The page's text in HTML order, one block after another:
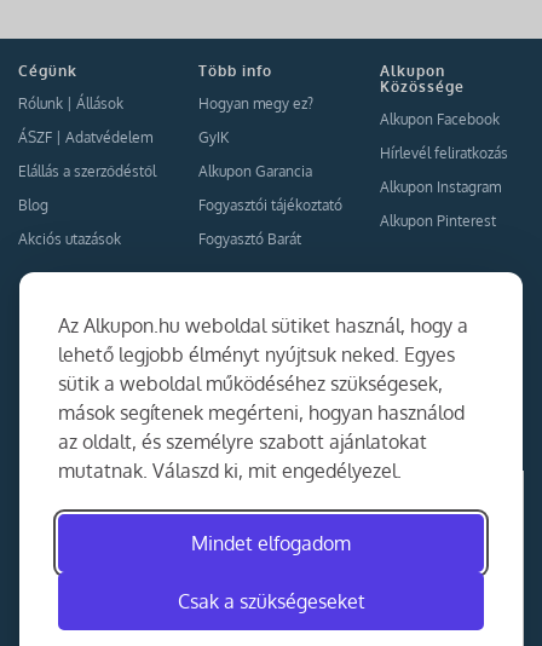
Az Alkupon.hu weboldal sütiket használ, hogy a
lehető legjobb élményt nyújtsuk neked. Egyes
sütik a weboldal működéséhez szükségesek,
mások segítenek megérteni, hogyan használod
az oldalt, és személyre szabott ajánlatokat
mutatnak. Válaszd ki, mit engedélyezel.
Mindet elfogadom
Csak a szükségeseket
Cégünk
Rólunk
Állások
ÁSZF
Adatvédelem
Elállás a szerződéstől
Blog
Akciós utazások
Több info
Hogyan megy ez?
GyIK
Alkupon Garancia
Fogyasztói tájékoztató
Fogyasztó Barát
Alkupon
Közössége
Alkupon Facebook
Hírlevél feliratkozás
Alkupon Instagram
Alkupon Pinterest
Együttműködés
Kapcsolat
Ajánlj nekünk!
Partner Belépés